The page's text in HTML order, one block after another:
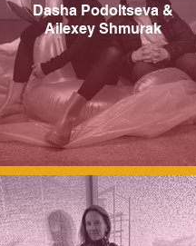
Dasha Podoltseva &
Ailexey Shmurak